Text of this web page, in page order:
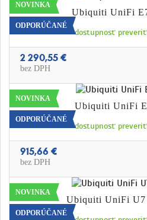
NOVINKA
ODPORÚČANÉ
Ubiquiti UniFi
dostupnosť
2 290,55 €
bez DPH
NOVINKA
ODPORÚČANÉ
Ubiquiti UniFi
dostupnosť
915,66 €
bez DPH
NOVINKA
ODPORÚČANÉ
Ubiquiti UniFi U7